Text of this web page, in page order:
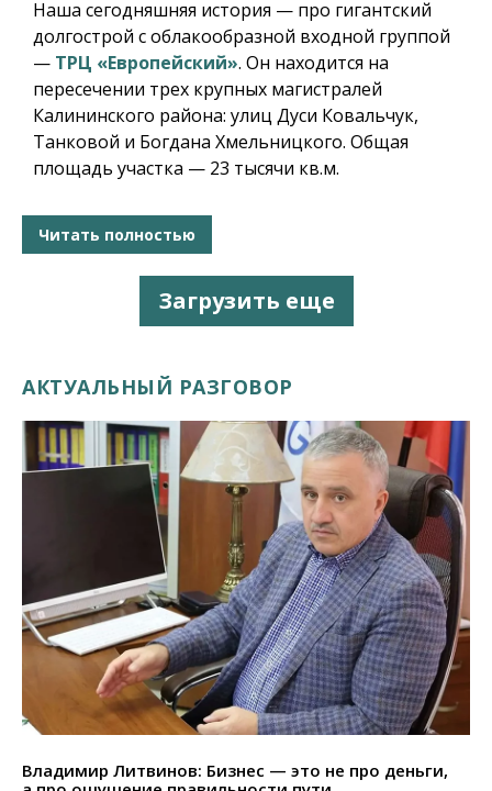
Наша сегодняшняя история — про гигантский
долгострой с облакообразной входной группой
— ТРЦ «Европейский». Он находится на
пересечении трех крупных магистралей
Калининского района: улиц Дуси Ковальчук,
Танковой и Богдана Хмельницкого. Общая
площадь участка — 23 тысячи кв.м.
Читать полностью
Загрузить еще
АКТУАЛЬНЫЙ РАЗГОВОР
Владимир Литвинов: Бизнес — это не про деньги,